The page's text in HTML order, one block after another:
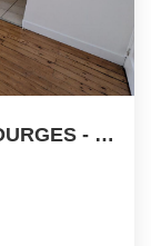
APPT-PLACE GEORGE SAND-BOURGES - 4 Pièce(s) - 68 M2